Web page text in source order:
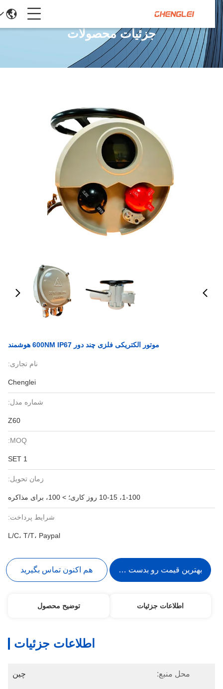
جزئیات محصولات
موتور الکتریکی فلزی چند دور 600NM IP67 هوشمند
نام تجاری:
Chenglei
شماره مدل:
Z60
MOQ:
زمان تحویل:
1-100، 10-15 روز کاری؛ > 100، برای مذاکره
شرایط پرداخت:
L/C، T/T، Paypal
بهترین قیمت رو بدست بیار هم اکنون تماس بگیرید
اطلاعات جزئیات توضیح محصول
اطلاعات جزئیات
محل منبع: چین